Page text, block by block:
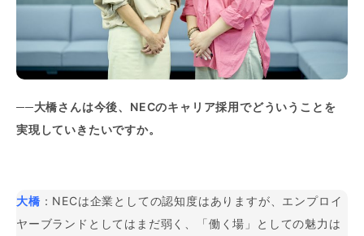
──大橋さんは今後、NECのキャリア採用でどういうことを
実現していきたいですか。
大橋 ：NECは企業としての認知度はありますが、エンプロイ
ヤーブランドとしてはまだ弱く、「働く場」としての魅力は